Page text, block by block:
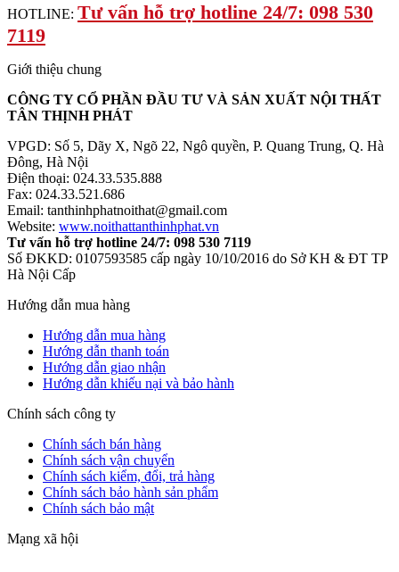
HOTLINE: Tư vấn hỗ trợ hotline 24/7: 098 530
7119
Giới thiệu chung
CÔNG TY CỔ PHẦN ĐẦU TƯ VÀ SẢN XUẤT NỘI THẤT
TÂN THỊNH PHÁT
VPGD: Số 5, Dãy X, Ngõ 22, Ngô quyền, P. Quang Trung, Q. Hà
Đông, Hà Nội
Điện thoại: 024.33.535.888
Fax: 024.33.521.686
Email: tanthinhphatnoithat@gmail.com
Website: www.noithattanthinhphat.vn
Tư vấn hỗ trợ hotline 24/7: 098 530 7119
Số ĐKKD: 0107593585 cấp ngày 10/10/2016 do Sở KH & ĐT TP
Hà Nội Cấp
Hướng dẫn mua hàng
Hướng dẫn mua hàng
Hướng dẫn thanh toán
Hướng dẫn giao nhận
Hướng dẫn khiếu nại và bảo hành
Chính sách công ty
Chính sách bán hàng
Chính sách vận chuyển
Chính sách kiểm, đổi, trả hàng
Chính sách bảo hành sản phẩm
Chính sách bảo mật
Mạng xã hội